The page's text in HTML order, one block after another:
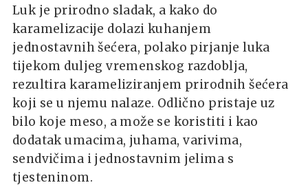
Luk je prirodno sladak, a kako do
karamelizacije dolazi kuhanjem
jednostavnih šećera, polako pirjanje luka
tijekom duljeg vremenskog razdoblja,
rezultira karameliziranjem prirodnih šećera
koji se u njemu nalaze. Odlično pristaje uz
bilo koje meso, a može se koristiti i kao
dodatak umacima, juhama, varivima,
sendvičima i jednostavnim jelima s
tjesteninom.